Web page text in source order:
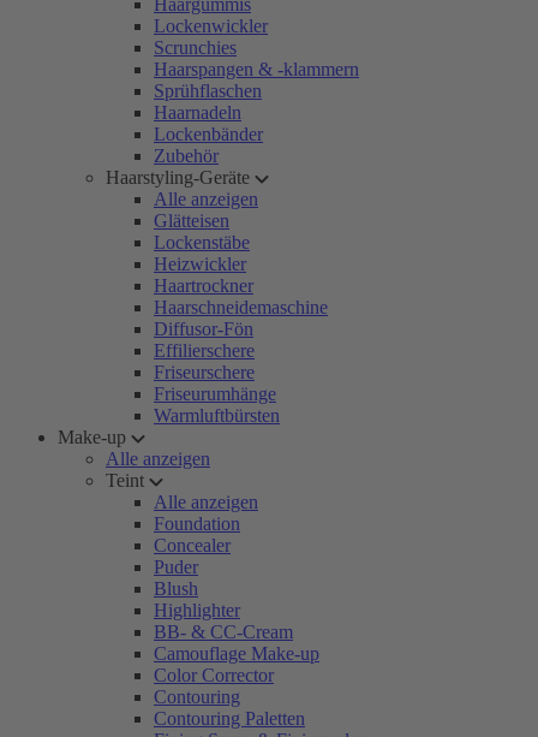
Haargummis
Lockenwickler
Scrunchies
Haarspangen & -klammern
Sprühflaschen
Haarnadeln
Lockenbänder
Zubehör
Haarstyling-Geräte
Alle anzeigen
Glätteisen
Lockenstäbe
Heizwickler
Haartrockner
Haarschneidemaschine
Diffusor-Fön
Effilierschere
Friseurschere
Friseurumhänge
Warmluftbürsten
Make-up
Alle anzeigen
Teint
Alle anzeigen
Foundation
Concealer
Puder
Blush
Highlighter
BB- & CC-Cream
Camouflage Make-up
Color Corrector
Contouring
Contouring Paletten